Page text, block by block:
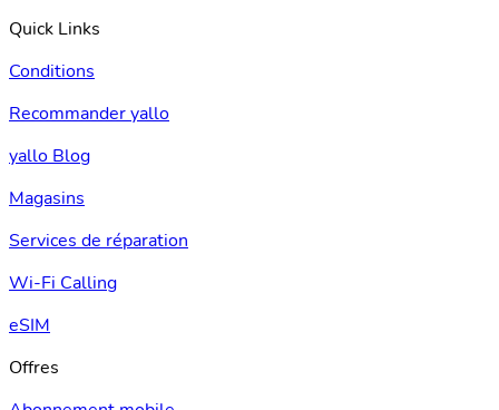
Quick Links
Conditions
Recommander yallo
yallo Blog
Magasins
Services de réparation
Wi-Fi Calling
eSIM
Offres